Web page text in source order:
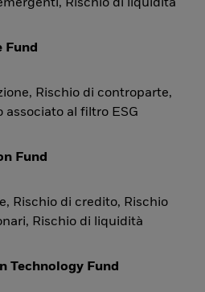
Rischio di liquidità
Fund
Rischio di controparte,
associato al filtro ESG
Fund
Rischio di credito, Rischio
Rischio di liquidità
Technology Fund